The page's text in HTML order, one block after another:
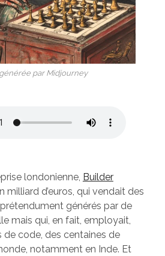
par Midjourney
londonienne, Builder
milliard d’euros, qui vendait des
générés par de
mais qui, en fait, employait,
de code, des centaines de
notamment en Inde. Et